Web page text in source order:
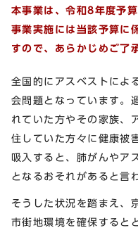
本事業は、令和8年度予
事業実施には当該予算に
すので、あらかじめご了
全国的にアスベストによ
会問題となっています。
れていた方やその家族、
住していた方々に健康被
吸入すると、肺がんやア
となるおそれがあると言
そうした状況を踏まえ、
市街地環境を確保すると